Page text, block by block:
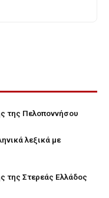
της Πελοποννήσου
λεξικά με
της Στερεάς Ελλάδος